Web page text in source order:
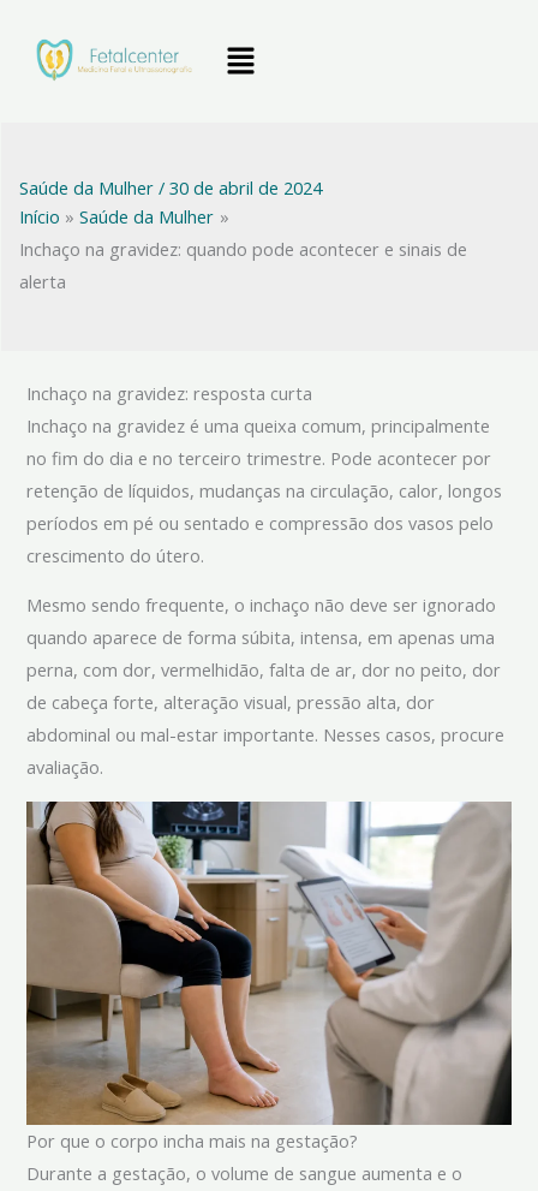
Menu
Saúde da Mulher/ 30 de abril de 2024
Início
Saúde da Mulher
Inchaço na gravidez: quando pode acontecer e sinais de
alerta
Inchaço na gravidez: resposta curta
Inchaço na gravidez é uma queixa comum, principalmente
no fim do dia e no terceiro trimestre. Pode acontecer por
retenção de líquidos, mudanças na circulação, calor, longos
períodos em pé ou sentado e compressão dos vasos pelo
crescimento do útero.
Mesmo sendo frequente, o inchaço não deve ser ignorado
quando aparece de forma súbita, intensa, em apenas uma
perna, com dor, vermelhidão, falta de ar, dor no peito, dor
de cabeça forte, alteração visual, pressão alta, dor
abdominal ou mal-estar importante. Nesses casos, procure
avaliação.
Por que o corpo incha mais na gestação?
Durante a gestação, o volume de sangue aumenta e o